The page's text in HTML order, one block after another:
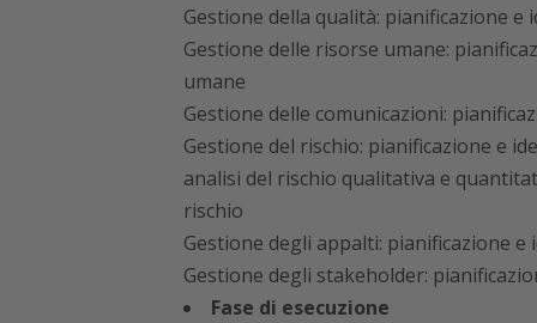
Gestione della qualità: pianificazione
Gestione delle risorse umane:
umane
Gestione delle comunicazioni:
Gestione del rischio: pianificazione e
analisi del rischio qualitativa e
rischio
Gestione degli appalti: pianificazione
Gestione degli stakeholder:
Fase di esecuzione